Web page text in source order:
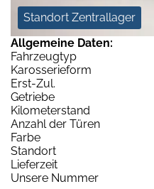
Standort Zentrallager
Allgemeine Daten:
Fahrzeugtyp
Karosserieform
Erst-Zul.
Getriebe
Kilometerstand
Anzahl der Türen
Farbe
Standort
Lieferzeit
Unsere Nummer